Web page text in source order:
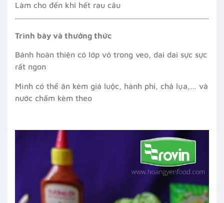
Làm cho đến khi hết rau câu
Trình bày và thưởng thức
Bánh hoàn thiện có lớp vỏ trong veo, dai dai sực sực
rất ngon
Mình có thể ăn kèm giá luộc, hành phi, chả lụa,… và
nước chấm kèm theo